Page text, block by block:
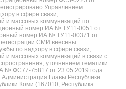
Управлением
в сфере связи,
и массовых коммуникаций по
номер ИА № ТУ11-0051 от
номер ИА № ТУ11-00371 от
СМИ внесены
по надзору в сфере связи,
и массовых коммуникаций в связи с
уточнением тематики
№ ФС77-75817 от 23.05.2019 года.
Главы Республики
Коми (167010, Республика